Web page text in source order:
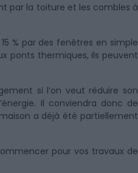
par la toiture et les combles à
% par des fenêtres en simple
ponts thermiques, ils peuvent
si l’on veut réduire son
Il conviendra donc de
a déjà été partiellement
pour vos travaux de